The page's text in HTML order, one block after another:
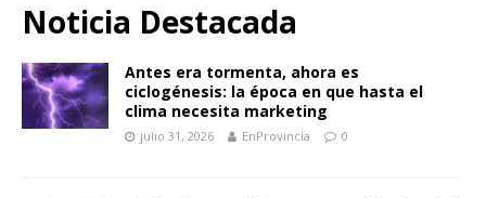
Noticia Destacada
Antes era tormenta, ahora es
ciclogénesis: la época en que hasta el
clima necesita marketing
julio 31, 2026 EnProvincia 0